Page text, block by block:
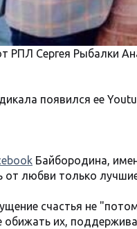
РПЛ Сергея Рыбалки
появился ее
Байбородина,
от любви только
счастья не
их,